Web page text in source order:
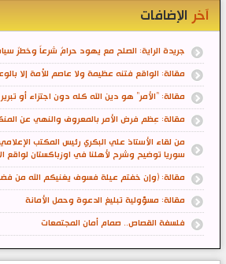
آخر الإضافات
جريدة الراية: الصلح مع يهود حرامٌ شرعاً وخطرٌ
مقالة: الواقع فتنه عظيمة ولا عاصم للأمة إلا
مقالة: "الأمر" هو دين الله كله دون اجتزاء أو تبرير
مقالة: عِظم فرض الأمر بالمعروف والنهي عن
من لقاء الأستاذ علي البكري رئيس المكتب الإعلامي
سوريا توضيح وشرح لأهلنا في اوزباكستان لواقع
مقالة: (وإن خفتم عيلة فسوف يغنيكم الله من
مقالة: مسؤولية تبليغ الدعوة وحمل الأمانة
فلسفة القصاص.. صمام أمان المجتمعات